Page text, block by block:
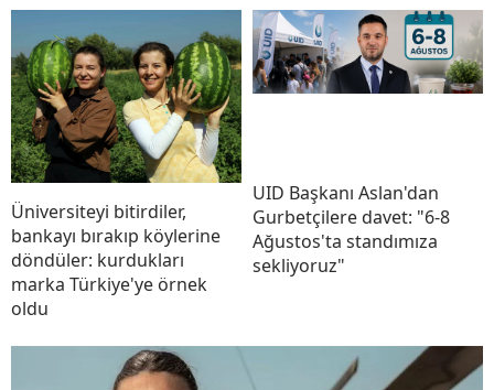
Üniversiteyi bitirdiler,
bankayı bırakıp köylerine
döndüler: kurdukları
marka Türkiye'ye örnek
oldu
UID Başkanı Aslan'dan
Gurbetçilere davet: "6-8
Ağustos'ta standımıza
sekliyoruz"